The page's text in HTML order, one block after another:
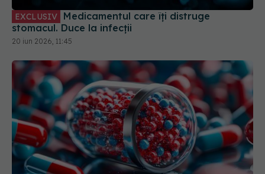
EXCLUSIV
stomacul. Duce la infecții
20 iun 2026, 11:45